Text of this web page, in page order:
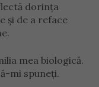
dorința
și de a reface
mea biologică.
mi spuneți.